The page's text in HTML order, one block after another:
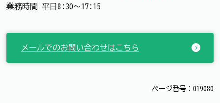
業務時間 平日8:30～17:15
メールでのお問い合わせはこちら
ページ番号：019080